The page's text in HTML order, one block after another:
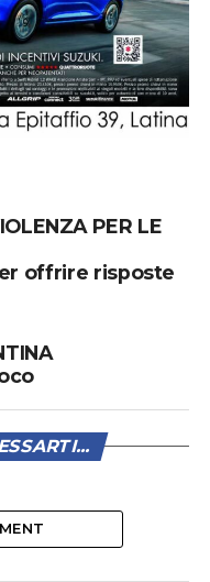
PER LE
offrire risposte